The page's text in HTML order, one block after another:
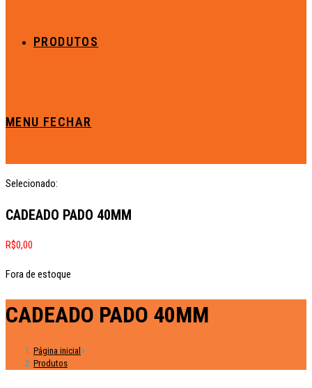
PRODUTOS
MENU FECHAR
Selecionado:
CADEADO PADO 40MM
R$0,00
Fora de estoque
CADEADO PADO 40MM
Página inicial >
Produtos